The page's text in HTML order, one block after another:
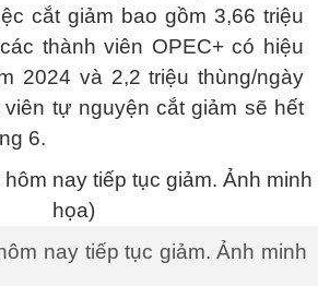
cắt giảm bao gồm 3,66 triệu
thành viên OPEC+ có hiệu
2024 và 2,2 triệu thùng/ngày
tự nguyện cắt giảm sẽ hết
6.
nay tiếp tục giảm. Ảnh minh